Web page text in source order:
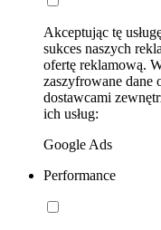
Akceptując tę
sukces naszych
ofertę reklamową.
zaszyfrowane dane
dostawcami
ich usług:
Google Ads
Performance